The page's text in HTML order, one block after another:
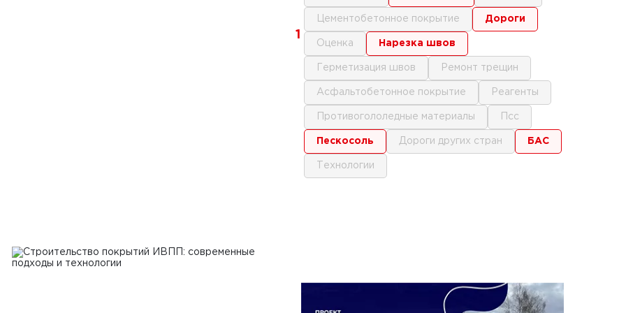
1
цементобетонное покрытие дороги
оценка нарезка швов
герметизация швов ремонт трещин
асфальтобетонное покрытие реагенты
противогололедные материалы псс
пескосоль дороги других стран БАС
технологии